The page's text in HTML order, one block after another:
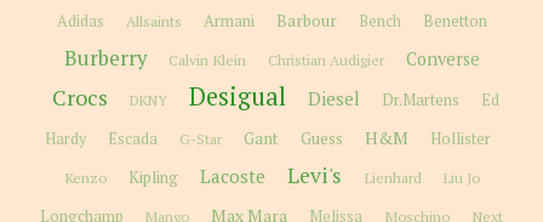
Adidas Allsaints Armani Barbour Bench Benetton
Burberry Calvin Klein Christian Audigier Converse
Crocs DKNY Desigual Diesel Dr.Martens
Ed
Hardy
Escada G-Star Gant Guess H&M Hollister
Kenzo Kipling Lacoste Levi's Lienhard Liu Jo
Longchamp Mango Max Mara Melissa Moschino
Next